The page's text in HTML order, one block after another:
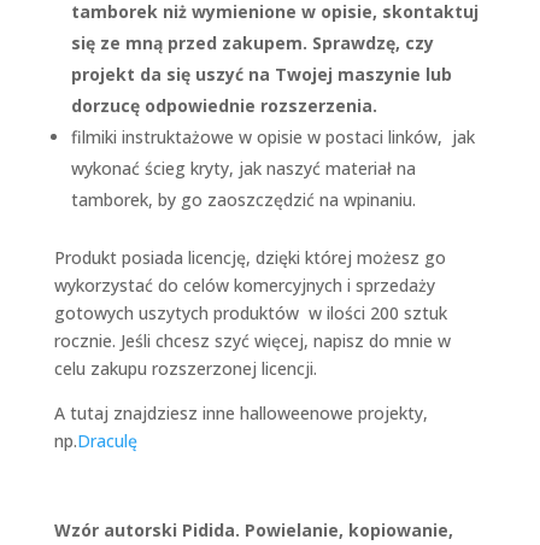
tamborek niż wymienione w opisie, skontaktuj
się ze mną przed zakupem. Sprawdzę, czy
projekt da się uszyć na Twojej maszynie lub
dorzucę odpowiednie rozszerzenia.
filmiki instruktażowe w opisie w postaci linków, jak
wykonać ścieg kryty, jak naszyć materiał na
tamborek, by go zaoszczędzić na wpinaniu.
Produkt posiada licencję, dzięki której możesz go
wykorzystać do celów komercyjnych i sprzedaży
gotowych uszytych produktów w ilości 200 sztuk
rocznie. Jeśli chcesz szyć więcej, napisz do mnie w
celu zakupu rozszerzonej licencji.
A tutaj znajdziesz inne halloweenowe projekty,
np.Draculę
Wzór autorski Pidida. Powielanie, kopiowanie,